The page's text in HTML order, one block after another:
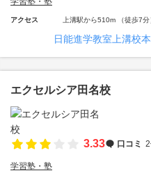
アクセス 上溝駅から510m （徒歩7分
日能進学教室上溝校
エクセルシア田名校
3.33 口コミ
学習塾・塾